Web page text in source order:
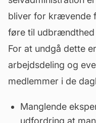
bliver for krævende
føre til udbrændthed
For at undgå dette
arbejdsdeling og
medlemmer i de
Manglende
udfordring at